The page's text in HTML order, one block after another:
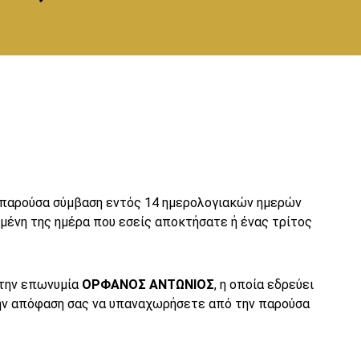
σύμβαση εντός 14 ημερολογιακών ημερών
της ημέρα που εσείς αποκτήσατε ή ένας τρίτος
επωνυμία ΟΡΦΑΝΟΣ ΑΝΤΩΝΙΟΣ, η οποία εδρεύει
απόφαση σας να υπαναχωρήσετε από την παρούσα